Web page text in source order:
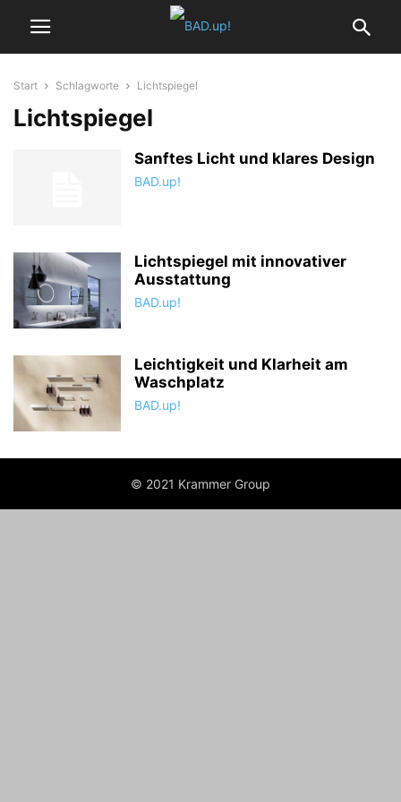
Start Schlagworte Lichtspiegel
Lichtspiegel
Sanftes Licht und klares Design
BAD.up!
Lichtspiegel mit innovativer
Ausstattung
BAD.up!
Leichtigkeit und Klarheit am
Waschplatz
BAD.up!
© 2021 Krammer Group